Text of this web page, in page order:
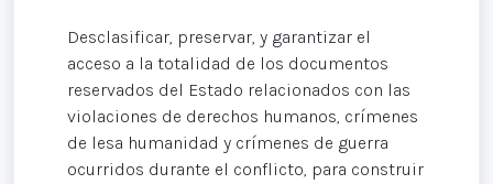
Desclasificar, preservar, y garantizar el
acceso a la totalidad de los documentos
reservados del Estado relacionados con las
violaciones de derechos humanos, crímenes
de lesa humanidad y crímenes de guerra
ocurridos durante el conflicto, para construir